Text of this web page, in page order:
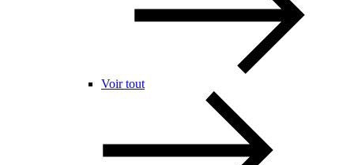
Voir tout